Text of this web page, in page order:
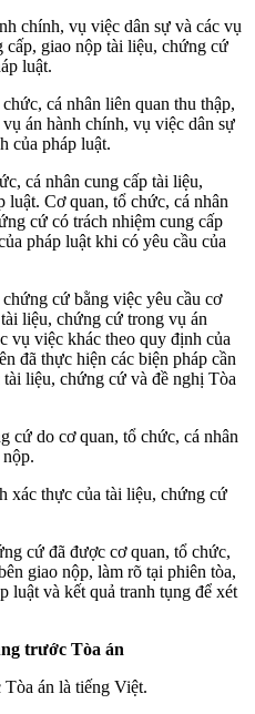
chính, vụ việc dân sự và các vụ
cấp, giao nộp tài liệu, chứng cứ
luật.
cá nhân liên quan thu thập,
án hành chính, vụ việc dân sự
của pháp luật.
cá nhân cung cấp tài liệu,
Cơ quan, tổ chức, cá nhân
cứ có trách nhiệm cung cấp
pháp luật khi có yêu cầu của
cứ bằng việc yêu cầu cơ
liệu, chứng cứ trong vụ án
vụ việc khác theo quy định của
đã thực hiện các biện pháp cần
liệu, chứng cứ và đề nghị Tòa
cứ do cơ quan, tổ chức, cá nhân
xác thực của tài liệu, chứng cứ
cứ đã được cơ quan, tổ chức,
giao nộp, làm rõ tại phiên tòa,
luật và kết quả tranh tụng để xét
trước Tòa án
án là tiếng Việt.